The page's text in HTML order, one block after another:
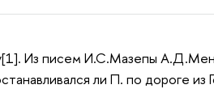
Из писем И.С.Мазепы
ли П. по дороге